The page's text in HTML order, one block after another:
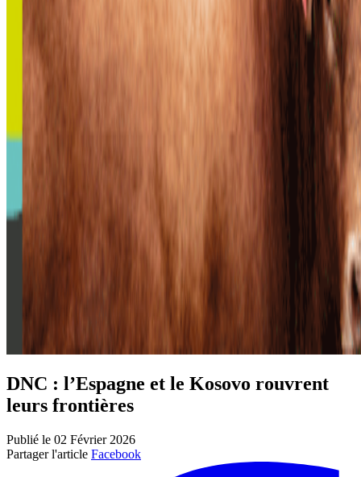
DNC : l’Espagne et le Kosovo rouvrent
leurs frontières
Publié le 02 Février 2026
Partager l'article Facebook